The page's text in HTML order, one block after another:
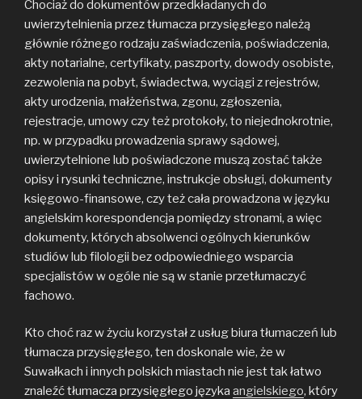
Chociaż do dokumentów przedkładanych do
uwierzytelnienia przez tłumacza przysięgłego należą
głównie różnego rodzaju zaświadczenia, poświadczenia,
akty notarialne, certyfikaty, paszporty, dowody osobiste,
zezwolenia na pobyt, świadectwa, wyciągi z rejestrów,
akty urodzenia, małżeństwa, zgonu, zgłoszenia,
rejestracje, umowy czy też protokoły, to niejednokrotnie,
np. w przypadku prowadzenia sprawy sądowej,
uwierzytelnione lub poświadczone muszą zostać także
opisy i rysunki techniczne, instrukcje obsługi, dokumenty
księgowo-finansowe, czy też cała prowadzona w języku
angielskim korespondencja pomiędzy stronami, a więc
dokumenty, których absolwenci ogólnych kierunków
studiów lub filologii bez odpowiedniego wsparcia
specjalistów w ogóle nie są w stanie przetłumaczyć
fachowo.
Kto choć raz w życiu korzystał z usług biura tłumaczeń lub
tłumacza przysięgłego, ten doskonale wie, że w
Suwałkach i innych polskich miastach nie jest tak łatwo
znaleźć tłumacza przysięgłego języka angielskiego, który